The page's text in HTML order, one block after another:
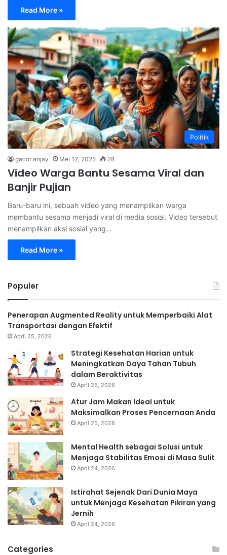
Read More »
Politik
gacor anjay Mei 12, 2025 28
Video Warga Bantu Sesama Viral dan
Banjir Pujian
Baru-baru ini, sebuah video yang menampilkan warga
membantu sesama menjadi viral di media sosial. Video tersebut
menampilkan aksi sosial yang…
Read More »
Populer
Penerapan Augmented Reality untuk Memperbaiki Alat
Transportasi dengan Efektif
April 25, 2026
Strategi Kesehatan Harian untuk
Meningkatkan Daya Tahan Tubuh
dalam Beraktivitas
April 25, 2026
Atur Jam Makan Ideal untuk
Maksimalkan Proses Pencernaan Anda
April 25, 2026
Mental Health sebagai Solusi untuk
Menjaga Stabilitas Emosi di Masa Sulit
April 24, 2026
Istirahat Sejenak Dari Dunia Maya
untuk Menjaga Kesehatan Pikiran yang
Jernih
April 24, 2026
Categories